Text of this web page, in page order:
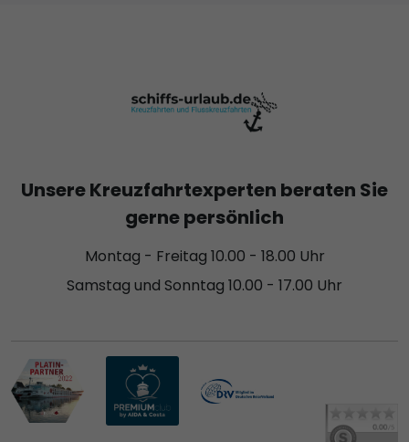
Unsere Kreuzfahrtexperten beraten Sie
gerne persönlich
Montag - Freitag 10.00 - 18.00 Uhr
Samstag und Sonntag 10.00 - 17.00 Uhr